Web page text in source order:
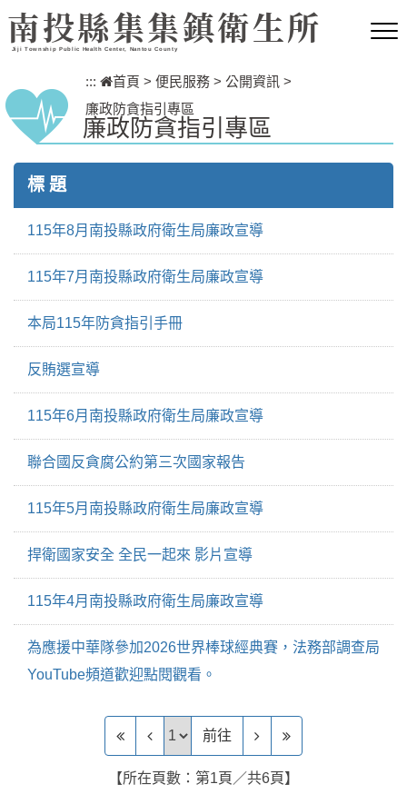
跳到主要內容區塊
南投縣集集鎮衛生所
Jiji Township Public Health Center, Nantou County
::: 首頁 > 便民服務 > 公開資訊 >
廉政防貪指引專區
廉政防貪指引專區
標 題
115年8月南投縣政府衛生局廉政宣導
115年7月南投縣政府衛生局廉政宣導
本局115年防貪指引手冊
反賄選宣導
115年6月南投縣政府衛生局廉政宣導
聯合國反貪腐公約第三次國家報告
115年5月南投縣政府衛生局廉政宣導
捍衛國家安全 全民一起來 影片宣導
115年4月南投縣政府衛生局廉政宣導
為應援中華隊參加2026世界棒球經典賽，法務部調查局
YouTube頻道歡迎點閱觀看。
前往頁前往
【所在頁數：第1頁／共6頁】